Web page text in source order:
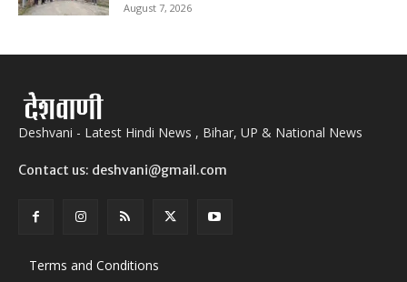
August 7, 2026
Deshvani - Latest Hindi News , Bihar, UP & National News
Contact us: deshvani@gmail.com
Terms and Conditions